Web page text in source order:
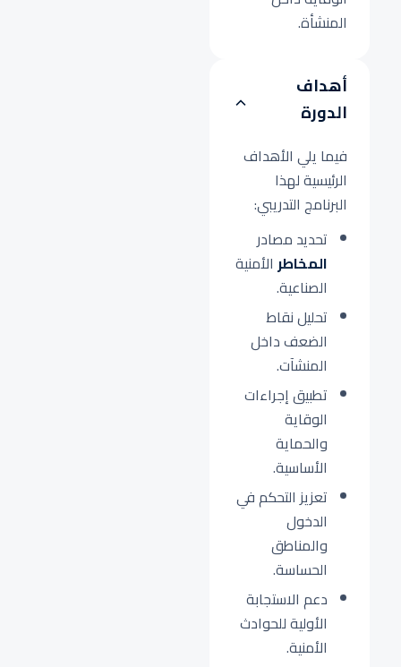
المنشأة.
أهداف
الدورة
فيما يلي الأهداف
الرئيسية لهذا
البرنامج التدريبي:
تحديد مصادر
المخاطر الأمنية
الصناعية.
تحليل نقاط
الضعف داخل
المنشآت.
تطبيق إجراءات
الوقاية
والحماية
الأساسية.
تعزيز التحكم في
الدخول
والمناطق
الحساسة.
دعم الاستجابة
الأولية للحوادث
الأمنية.